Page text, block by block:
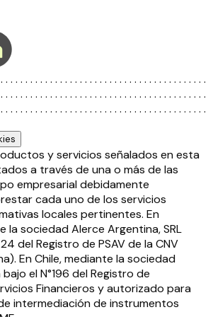
. . . . . . . . . . . . . . . . . . . . . . . . . . . . . . . . . . . . . . . . .
. . . . . . . . . . . . . . . . . . . . . . . . . . . . . . . . . . . . . . . . .
. . . . . . . . . . . . . . . . . . . . . . . . . . . . . . . . . . . . . . . . .
y servicios señalados en esta
a través de una o más de las
empresarial debidamente
cada uno de los servicios
locales pertinentes. En
la sociedad Alerce Argentina, SRL
del Registro de PSAV de la CNV
En Chile, mediante la sociedad
el N°196 del Registro de
Financieros y autorizado para
intermediación de instrumentos